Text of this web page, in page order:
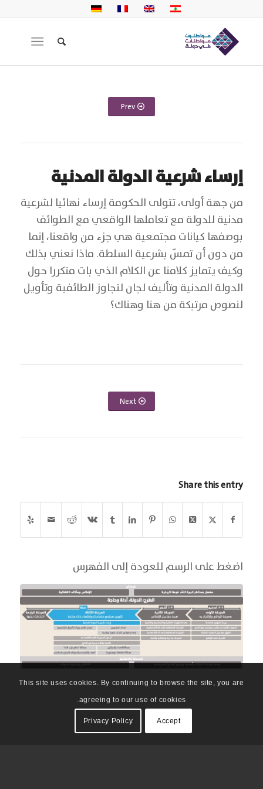
Prev
إرساء شرعية الدولة المدنية
من جهة أولى، تتولى الحكومة إرساء نهائيا لشرعية
مدنية للدولة مع تعاملها الواقعي مع الطوائف
بوصفها كيانات مجتمعية هي جزء من واقعنا، إنما
من دون أن تمسّ بشرعية السلطة. ماذا نعني بذلك
وكيف يتمايز كلامنا عن الكلام الذي بات متكررا حول
الدولة المدنية وتأليف لجان لتجاوز الطائفية وتأويل
لنصوص مرتبكة من هنا وهناك؟
Next
Share this entry
اضغط على الرسم للعودة إلى الفهرس
This site uses cookies. By continuing to browse the site, you are
agreeing to our use of cookies.
Accept
Privacy Policy